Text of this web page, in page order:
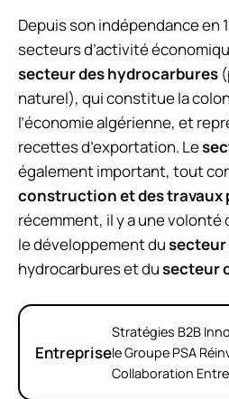
Depuis son indépendance en
secteurs d’activité
secteur des hydrocarbures
naturel), qui constitue la
l’économie algérienne, et
recettes d’exportation. Le
également important, tout
construction et des travaux
récemment, il y a une
le développement du
hydrocarbures et dusecteur
Entreprise
Stratégies B2B
le Groupe PSA
Collaboration